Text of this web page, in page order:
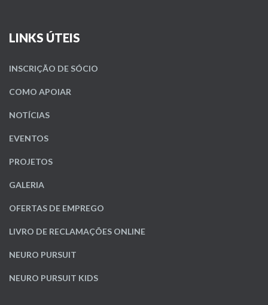
LINKS ÚTEIS
INSCRIÇÃO DE SÓCIO
COMO APOIAR
NOTÍCIAS
EVENTOS
PROJETOS
GALERIA
OFERTAS DE EMPREGO
LIVRO DE RECLAMAÇÕES ONLINE
NEURO PURSUIT
NEURO PURSUIT KIDS